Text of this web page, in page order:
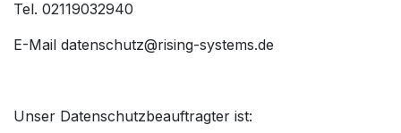
Tel. 02119032940
E-Mail datenschutz@rising-systems.de
Unser Datenschutzbeauftragter ist: